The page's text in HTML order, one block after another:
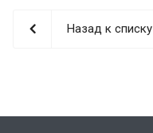
Назад к списку